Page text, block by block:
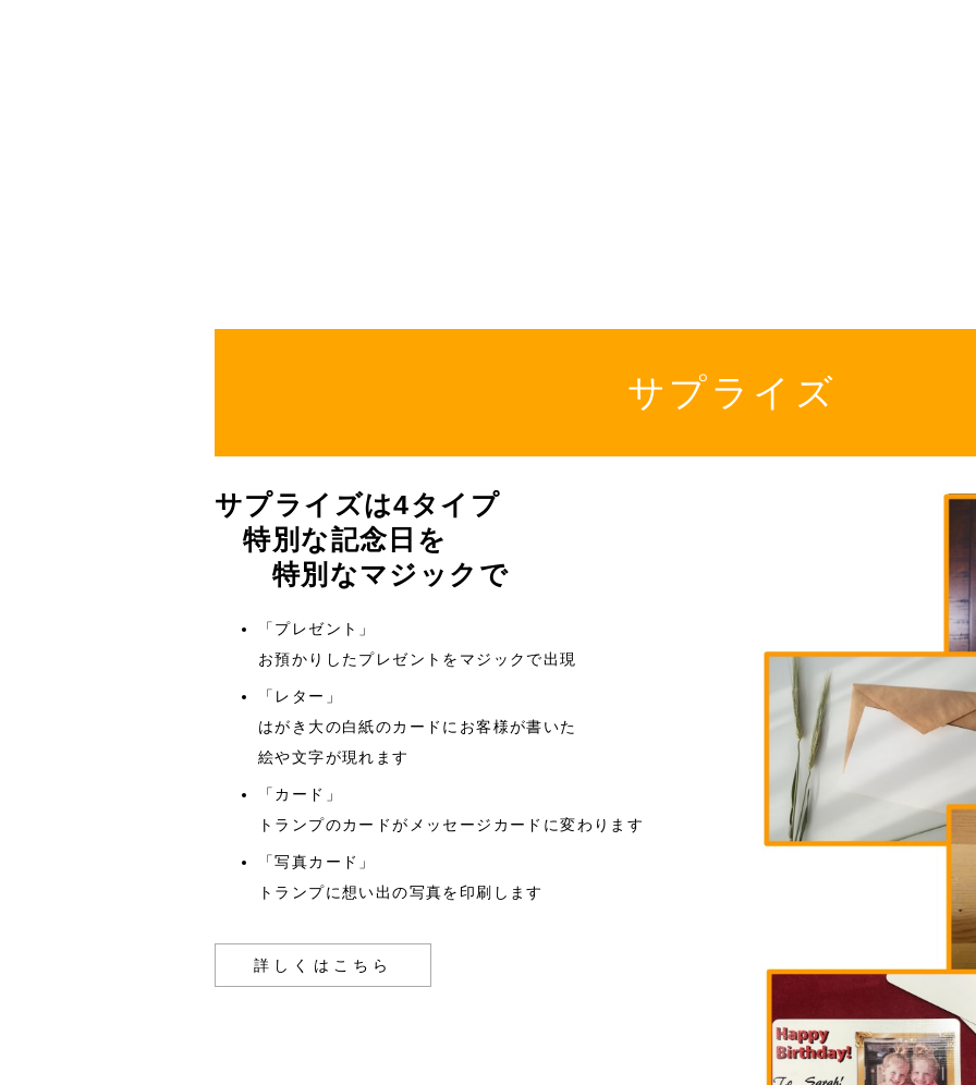
サプライズ
サプライズは4タイプ
特別な記念日を
特別なマジックで
「プレゼント」
お預かりしたプレゼントをマジックで出現
「レター」
はがき大の白紙のカードにお客様が書いた
絵や文字が現れます
「カード」
トランプのカードがメッセージカードに変わります
「写真カード」
トランプに想い出の写真を印刷します
詳しくはこちら